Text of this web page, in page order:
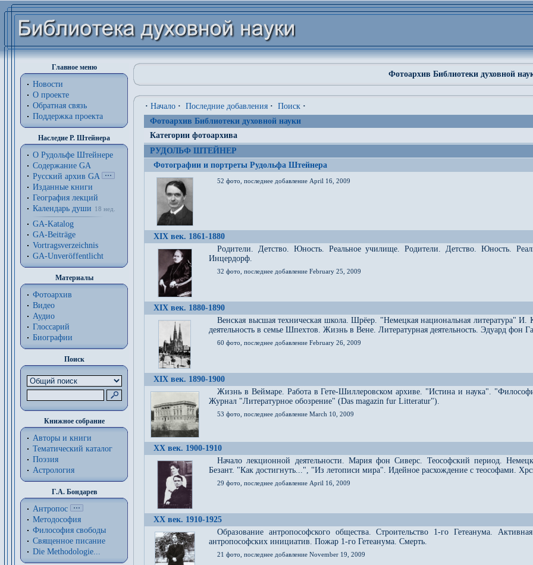
Главное меню
Новости
О проекте
Обратная связь
Поддержка проекта
Наследие Р. Штейнера
О Рудольфе Штейнере
Содержание GA
Русский архив GA
Изданные книги
География лекций
Календарь души
18 нед.
GA-Katalog
GA-Beiträge
Vortragsverzeichnis
GA-Unveröffentlicht
Материалы
Фотоархив
Видео
Аудио
Глоссарий
Биографии
Поиск
Книжное собрание
Авторы и книги
Тематический каталог
Поэзия
Астрология
Г.А. Бондарев
Антропос
Методософия
Философия cвободы
Священное писание
Die Methodologie...
Фотоархив Библиотеки духовной
· Начало · Последние добавления · Поиск ·
Фотоархив Библиотеки духовной науки
Категории фотоархива
РУДОЛЬФ ШТЕЙНЕР
Фотографии и портреты Рудольфа Штейнера
52 фото, последнее добавление April 16, 2009
XIX век. 1861-1880
Родители. Детство. Юность. Реальное училище. Родители. Детство. Юность.
Инцердорф.
32 фото, последнее добавление February 25, 2009
XIX век. 1880-1890
Венская высшая техническая школа. Шрёер. "Немецкая национальная литература" И.
деятельность в семье Шпехтов. Жизнь в Вене. Литературная деятельность. Эдуард фон
60 фото, последнее добавление February 26, 2009
XIX век. 1890-1900
Жизнь в Веймаре. Работа в Гете-Шиллеровском архиве. "Истина и наука".
Журнал "Литературное обозрение" (Das magazin fur Litteratur").
53 фото, последнее добавление March 10, 2009
XX век. 1900-1910
Начало лекционной деятельности. Мария фон Сиверс. Теософский период.
Безант. "Как достигнуть...", "Из летописи мира". Идейное расхождение с теософами.
29 фото, последнее добавление April 16, 2009
XX век. 1910-1925
Образование антропософского общества. Строительство 1-го Гетеанума.
антропософских инициатив. Пожар 1-го Гетеанума. Смерть.
21 фото, последнее добавление November 19, 2009